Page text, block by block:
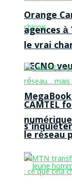
TECNO
Orange
agences
le vrai
CAMTEL
le réseau